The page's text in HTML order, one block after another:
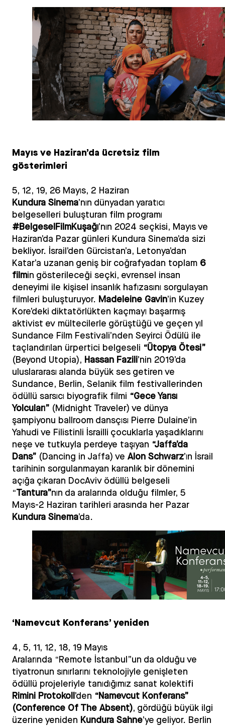
Mayıs ve Haziran’da ücretsiz film
gösterimleri
5, 12, 19, 26 Mayıs, 2 Haziran
Kundura Sinema’nın dünyadan yaratıcı
belgeselleri buluşturan film programı
#BelgeselFilmKuşağı’nın 2024 seçkisi, Mayıs ve
Haziran’da Pazar günleri Kundura Sinema’da sizi
bekliyor. İsrail’den Gürcistan’a, Letonya’dan
Katar’a uzanan geniş bir coğrafyadan toplam 6
filmin gösterileceği seçki, evrensel insan
deneyimi ile kişisel insanlık hafızasını sorgulayan
filmleri buluşturuyor. Madeleine Gavin’in Kuzey
Kore’deki diktatörlükten kaçmayı başarmış
aktivist ev mültecilerle görüştüğü ve geçen yıl
Sundance Film Festivali’nden Seyirci Ödülü ile
taçlandırılan ürpertici belgeseli “Ütopya Ötesi”
(Beyond Utopia), Hassan Fazili’nin 2019’da
uluslararası alanda büyük ses getiren ve
Sundance, Berlin, Selanik film festivallerinden
ödüllü sarsıcı biyografik filmi “Gece Yarısı
Yolcuları” (Midnight Traveler) ve dünya
şampiyonu ballroom dansçısı Pierre Dulaine’in
Yahudi ve Filistinli İsrailli çocuklarla yaşadıklarını
neşe ve tutkuyla perdeye taşıyan “Jaffa’da
Dans” (Dancing in Jaffa) ve Alon Schwarz’ın İsrail
tarihinin sorgulanmayan karanlık bir dönemini
açığa çıkaran DocAviv ödüllü belgeseli
“Tantura”nın da aralarında olduğu filmler, 5
Mayıs-2 Haziran tarihleri arasında her Pazar
Kundura Sinema’da.
‘Namevcut Konferans’ yeniden
4, 5, 11, 12, 18, 19 Mayıs
Aralarında “Remote İstanbul”un da olduğu ve
tiyatronun sınırlarını teknolojiyle genişleten
ödüllü projeleriyle tanıdığımız sanat kolektifi
Rimini Protokoll’den “Namevcut Konferans”
(Conference Of The Absent), gördüğü büyük ilgi
üzerine yeniden Kundura Sahne’ye geliyor. Berlin